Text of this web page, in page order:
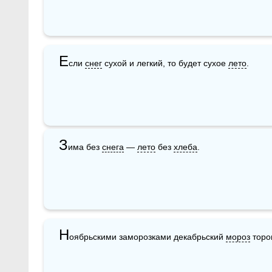
Если снег сухой и легкий, то будет сухое лето
Зима без снега — лето без хлеба
Ноябрьскими заморозками декабрьский мороз